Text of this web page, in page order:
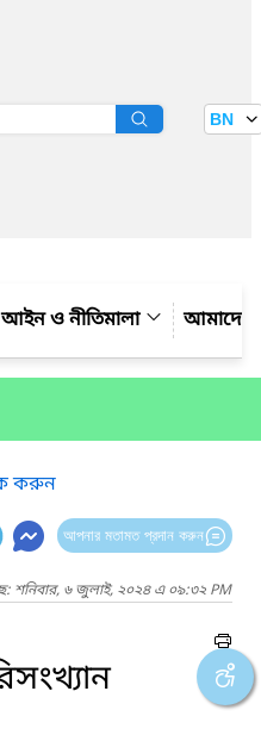
BN
আইন ও নীতিমালা আমাদের
করুন
আপনার মতামত প্রদান করুন
শনিবার, ৬ জুলাই, ২০২৪ এ ০৯:৩২ PM